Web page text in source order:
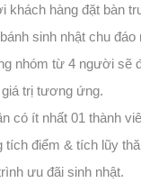
khách hàng đặt bàn
sinh nhật chu
nhóm từ 4 người sẽ
trị tương ứng.
có ít nhất 01 thành
tích điểm & tích lũy
ưu đãi sinh nhật.